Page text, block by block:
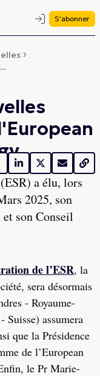
S'abonner
a élu, lors
2025, son
son Conseil
de l’ESR, la
sera désormais
- Royaume-
assumera
que la Présidence
de l’European
le Pr Marie-